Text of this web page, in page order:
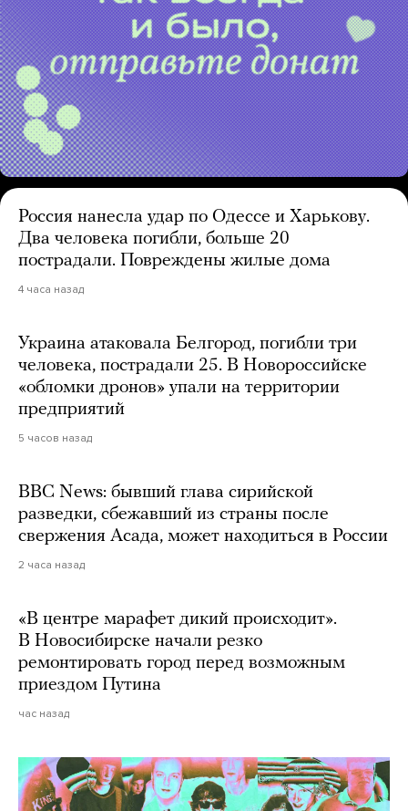
Россия нанесла удар по Одессе и Харькову.
Два человека погибли, больше 20
пострадали. Повреждены жилые дома
4 часа назад
Украина атаковала Белгород, погибли три
человека, пострадали 25. В Новороссийске
«обломки дронов» упали на территории
предприятий
5 часов назад
BBC News: бывший глава сирийской
разведки, сбежавший из страны после
свержения Асада, может находиться в России
2 часа назад
«В центре марафет дикий происходит».
В Новосибирске начали резко
ремонтировать город перед возможным
приездом Путина
час назад